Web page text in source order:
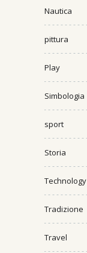
Nautica
pittura
Play
Simbologia
sport
Storia
Technology
Tradizione
Travel